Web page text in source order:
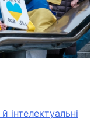
інтелектуальні